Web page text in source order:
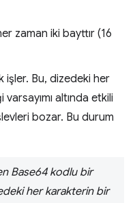
zaman iki bayttır (16
işler. Bu, dizedeki her
altında etkili
bozar. Bu durum
Base64 kodlu bir
her karakterin bir